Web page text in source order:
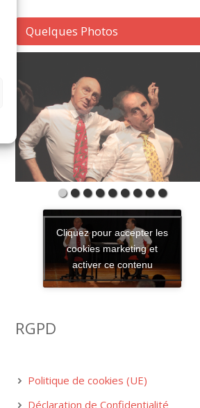
Quelques Photos
Cliquez pour accepter les
cookies marketing et
activer ce contenu
RGPD
Politique de cookies (UE)
Déclaration de Confidentialité